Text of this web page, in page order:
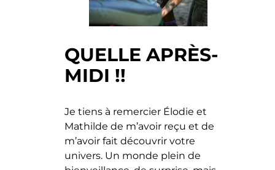
QUELLE APRÈS-
MIDI !!
Je tiens à remercier Élodie et
Mathilde de m’avoir reçu et de
m’avoir fait découvrir votre
univers. Un monde plein de